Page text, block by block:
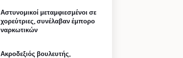
Αστυνομικοί μεταμφιεσμένοι σε
χορεύτριες, συνέλαβαν έμπορο
ναρκωτικών
Ακροδεξιός βουλευτής,